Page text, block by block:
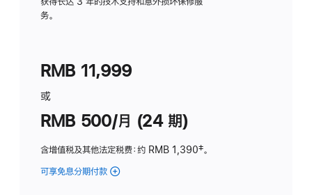
务。
RMB 11,999
或
RMB 500/月 (24 期)
含增值税及其他法定税费：约 RMB 1,390脚
‡。
可享免息分期付款 (Studio